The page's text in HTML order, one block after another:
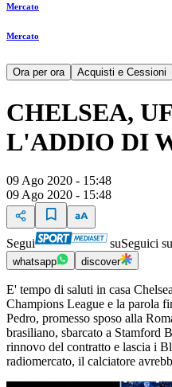
Mercato
Mercato
Ora per ora Acquisti e Cessioni
CHELSEA,
L'ADDIO DI
09 Ago 2020 - 15:48
09 Ago 2020 - 15:48
Segui suSeguici su
whatsapp discover
E' tempo di saluti in casa
Champions League e la parola
Pedro, promesso sposo alla
brasiliano, sbarcato a Stamford
rinnovo del contratto e lascia i
radiomercato, il calciatore